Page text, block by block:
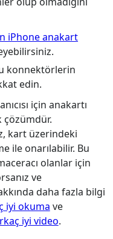
iPhone anakart
konnektörlerin
edin.
için anakartı
kart üzerindeki
ile onarılabilir. Bu
olanlar için
ve
daha fazla bilgi
iyi okuma ve
iyi video.